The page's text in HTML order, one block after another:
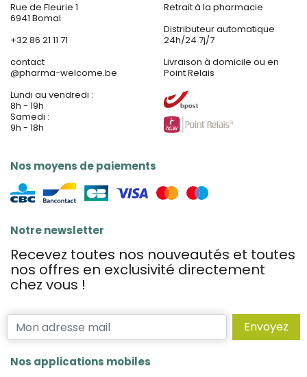
Rue de Fleurie 1
6941 Bomal
+32 86 21 11 71
contact
@pharma-welcome.be
Lundi au vendredi :
8h - 19h
Samedi :
9h - 18h
Nos moyens de paiements
Retrait à la pharmacie
Distributeur automatique
24h/24 7j/7
Livraison à domicile ou en
Point Relais
Notre newsletter
Recevez toutes nos nouveautés et toutes
nos offres en exclusivité directement
chez vous !
Envoyez
Nos applications mobiles